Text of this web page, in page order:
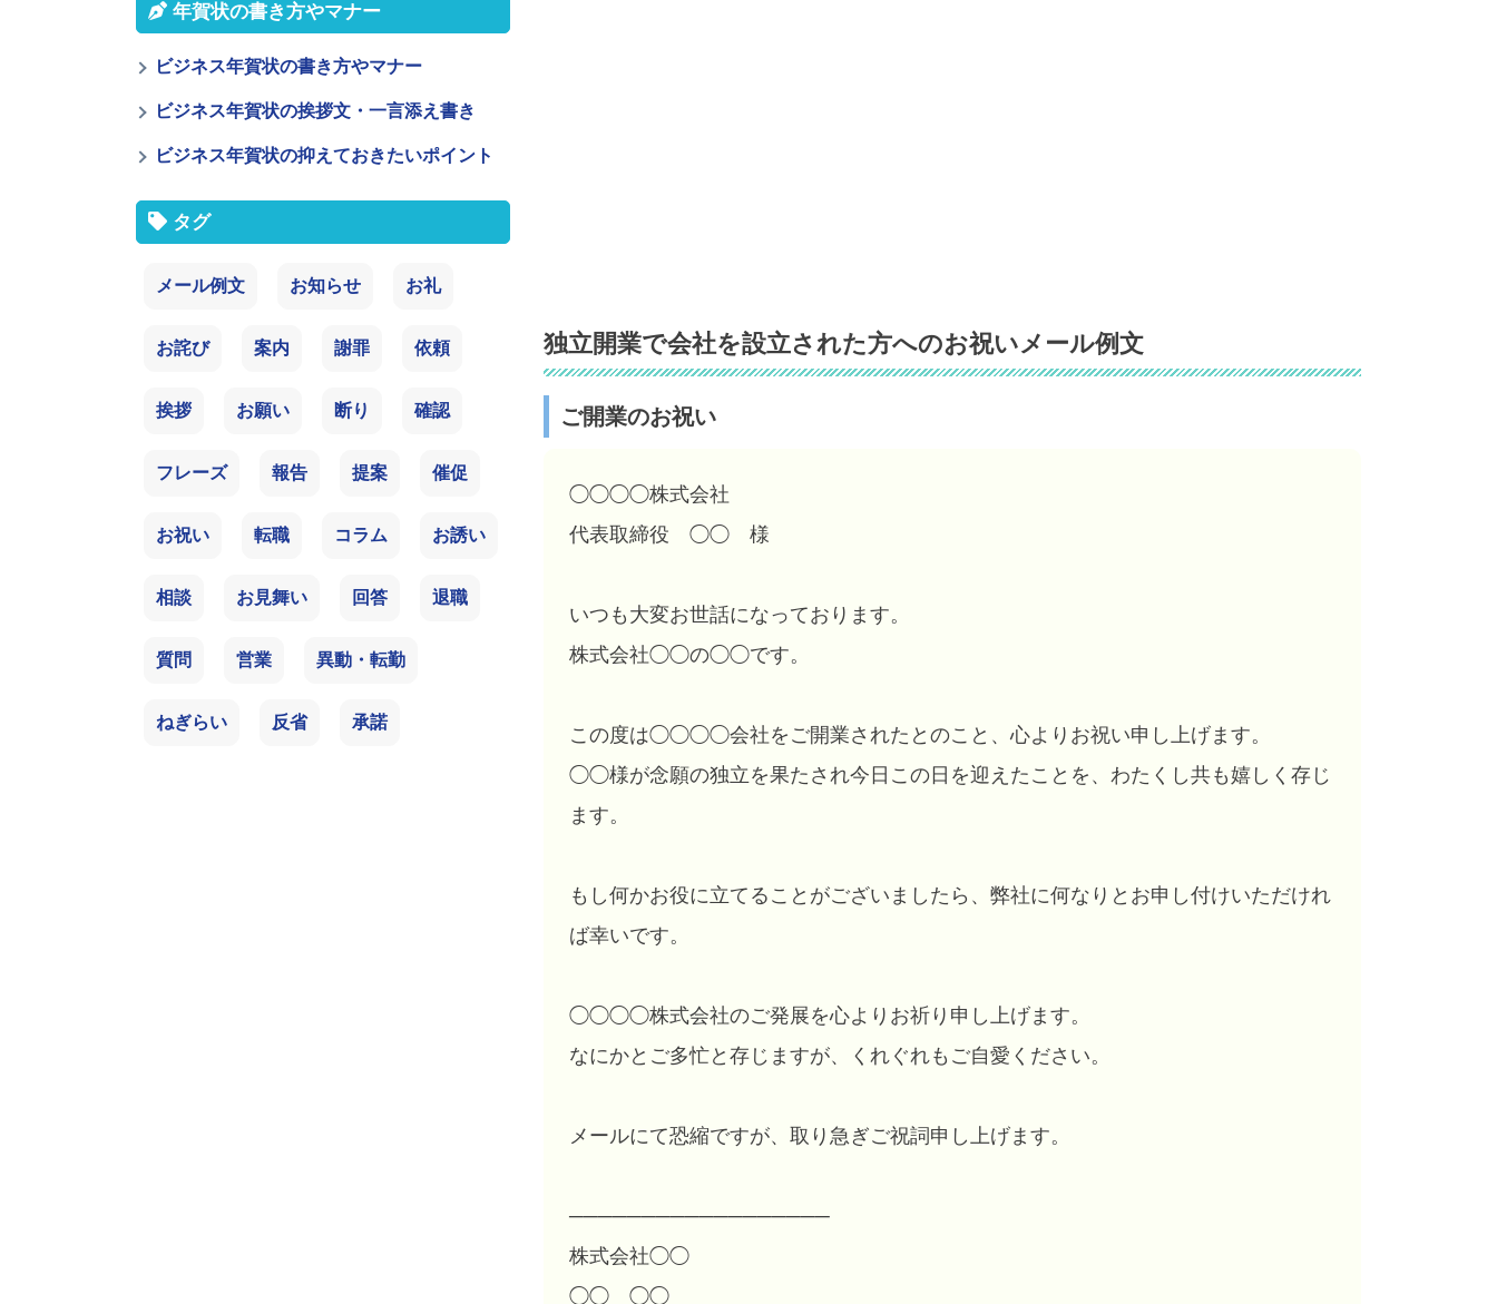
独立開業で会社を設立された方へのお祝いメール例文
ご開業のお祝い
◯◯◯◯株式会社
代表取締役 ◯◯ 様
いつも大変お世話になっております。
株式会社◯◯の◯◯です。
この度は◯◯◯◯会社をご開業されたとのこと、心よりお祝い申し上げます。
◯◯様が念願の独立を果たされ今日この日を迎えたことを、わたくし共も嬉しく存じ
ます。
もし何かお役に立てることがございましたら、弊社に何なりとお申し付けいただけれ
ば幸いです。
◯◯◯◯株式会社のご発展を心よりお祈り申し上げます。
なにかとご多忙と存じますが、くれぐれもご自愛ください。
メールにて恐縮ですが、取り急ぎご祝詞申し上げます。
──────────────────
株式会社◯◯
◯◯ ◯◯
年賀状の書き方やマナー
ビジネス年賀状の書き方やマナー
ビジネス年賀状の挨拶文・一言添え書き
ビジネス年賀状の抑えておきたいポイント
タグ
メール例文 お知らせ お礼
お詫び 案内 謝罪 依頼
挨拶 お願い 断り 確認
フレーズ 報告 提案 催促
お祝い 転職 コラム お誘い
相談 お見舞い 回答 退職
質問 営業 異動・転勤
ねぎらい 反省 承諾